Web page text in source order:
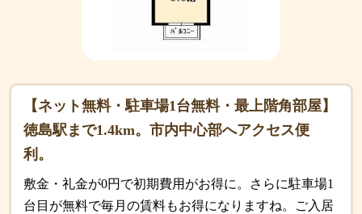
【ネット無料・駐車場1台無料・最上階角部屋】
徳島駅まで1.4km。市内中心部へアクセス便
利。
敷金・礼金が0円で初期費用がお得に。さらに駐車場1
台目が無料で毎月の賃料もお得になりますね。ご入居